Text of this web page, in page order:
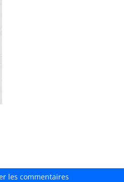
les commentaires